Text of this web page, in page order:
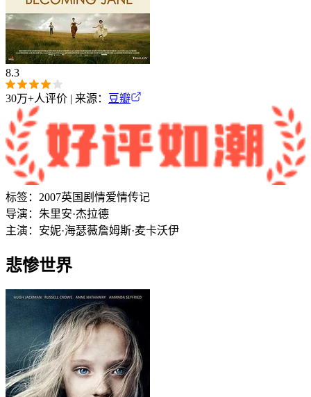
8.3
30万+人评价 | 来源： 豆瓣
标签： 2007英国 剧情爱情传记
导演： 朱里安·杰拉德
主演： 安妮·海瑟薇詹姆斯·麦卡沃伊
悲惨世界